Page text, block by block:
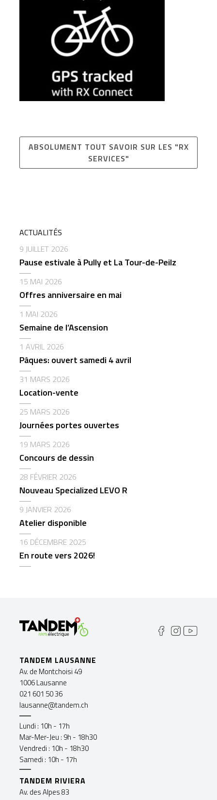
ABSOLUMENT TOUT SAVOIR SUR LES "RX
SERVICES"
ACTUALITÉS
9 JUILLET 2026
Pause estivale à Pully et La Tour-de-Peilz
15 MAI 2026
Offres anniversaire en mai
1 MAI 2026
Semaine de l’Ascension
1 AVRIL 2026
Pâques: ouvert samedi 4 avril
31 MARS 2026
Location-vente
25 MARS 2026
Journées portes ouvertes
19 MARS 2026
Concours de dessin
28 FÉVRIER 2026
Nouveau Specialized LEVO R
9 JANVIER 2026
Atelier disponible
16 DÉCEMBRE 2025
En route vers 2026!
TANDEM LAUSANNE
Av. de Montchoisi 49
1006 Lausanne
021 601 50 36
lausanne@tandem.ch
Lundi : 10h - 17h
Mar-Mer-Jeu : 9h - 18h30
Vendredi : 10h - 18h30
Samedi : 10h - 17h
TANDEM RIVIERA
Av. des Alpes 83